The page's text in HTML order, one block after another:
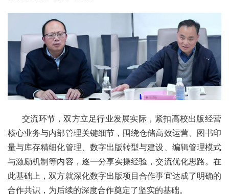
交流环节，双方立足行业发展实际，紧扣高校出版经营
核心业务与内部管理关键细节，围绕仓储高效运营、图书印
量与库存精细化管理、数字出版转型与建设、编辑管理模式
与激励机制等内容，逐一分享实操经验，交流优化思路。在
此基础上，双方就深化数字出版项目合作事宜达成了明确的
合作共识，为后续的深度合作奠定了坚实的基础。